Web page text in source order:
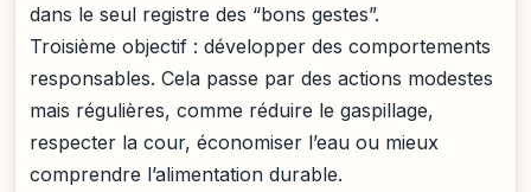
dans le seul registre des “bons gestes”.
Troisième objectif : développer des comportements
responsables. Cela passe par des actions modestes
mais régulières, comme réduire le gaspillage,
respecter la cour, économiser l’eau ou mieux
comprendre l’alimentation durable.